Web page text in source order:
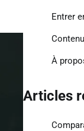
Entrer
Contenu
À
Articles